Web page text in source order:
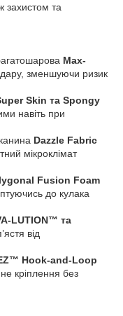
захистом та
Max-
зменшуючи ризик
Skin та Spongy
навіть при
Dazzle Fabric
мікроклімат
Fusion Foam
до кулака
LUTION™ та
від
Hook-and-Loop
кріплення без